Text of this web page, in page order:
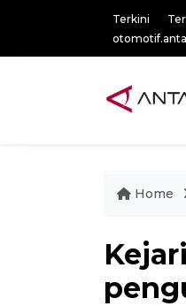
Terkini
Home